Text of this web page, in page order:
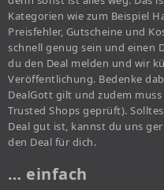
Kategorien wie zum Beispiel
Preisfehler, Gutscheine und
schnell genug sein und einen
du den Deal melden und wir
Veröffentlichung. Bedenke
DealGott gilt und zudem
Trusted Shops geprüft).
Deal gut ist, kannst du uns
den Deal für dich.
… einfach